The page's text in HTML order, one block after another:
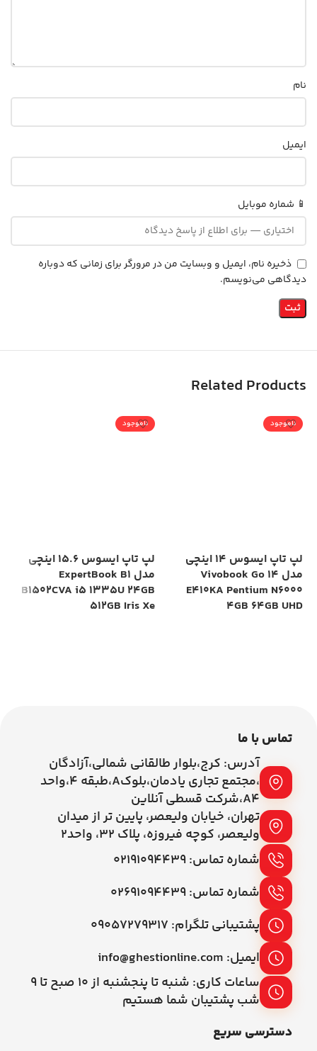
نام
ایمیل
📱 شماره موبایل
ذخیره نام، ایمیل و وبسایت من در مرورگر برای زمانی که دوباره
دیدگاهی می‌نویسم.
Related Products
ناموجود
لپ تاپ ایسوس 14 اینچی
مدل Vivobook Go 14
E410KA Pentium N6000
4GB 64GB UHD
ناموجود
لپ تاپ ایسوس 15.6 اینچی
مدل ExpertBook B1
B1502CVA i5 1335U 24GB
512GB Iris Xe
تماس با ما
آدرس: کرج،بلوار طالقانی شمالی،آزادگان
،مجتمع تجاری یادمان،بلوکA،طبقه ۴،واحد
A4،شرکت قسطی آنلاین
تهران، خیابان ولیعصر، پایین تر از میدان
ولیعصر، کوچه فیروزه، پلاک 32، واحد2
شماره تماس: ۰۲۱۹۱۰۹۴۴۳۹
شماره تماس: ۰۲۶۹۱۰۹۴۴۳۹
پشتیبانی تلگرام: ۰۹۰۵۷۲۷۹۳۱۷
ایمیل: info@ghestionline.com
ساعات کاری: شنبه تا پنجشنبه از ۱۰ صبح تا ۹
شب پشتیبان شما هستیم
دسترسی سریع